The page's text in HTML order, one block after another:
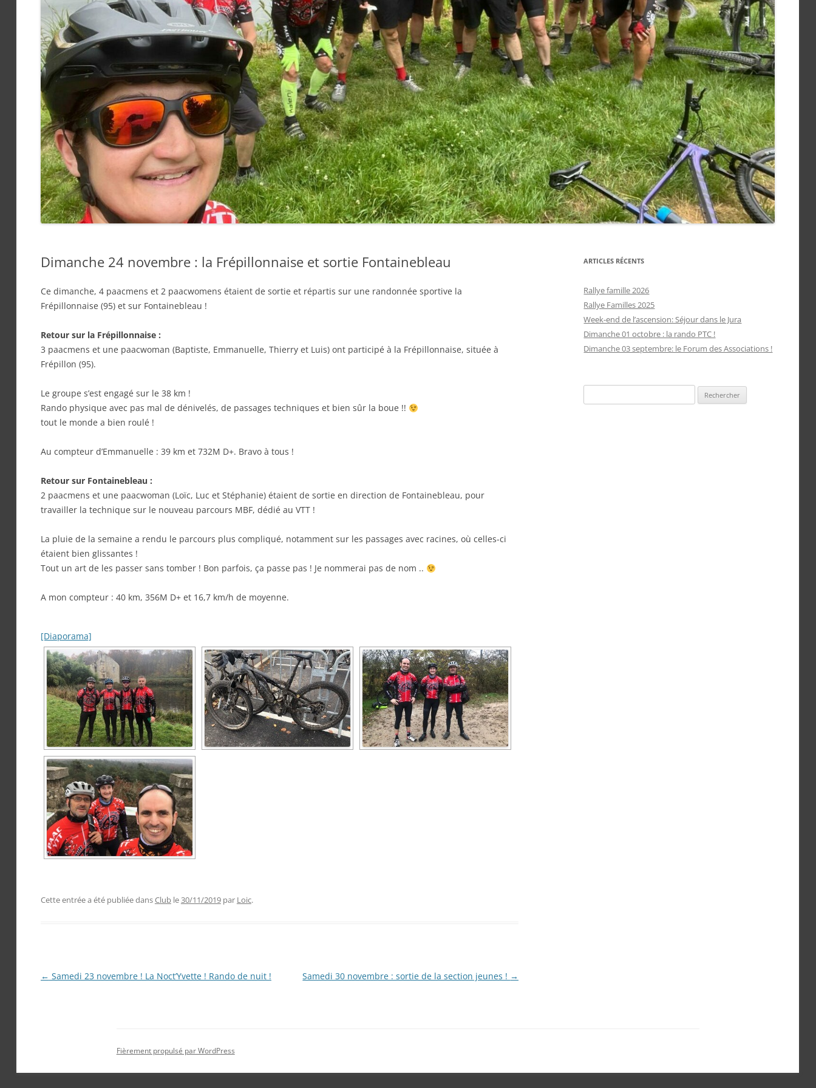
Dimanche 24 novembre : la Frépillonnaise et sortie Fontainebleau
Ce dimanche, 4 paacmens et 2 paacwomens étaient de sortie et répartis sur une randonnée sportive la
Frépillonnaise (95) et sur Fontainebleau !
Retour sur la Frépillonnaise :
3 paacmens et une paacwoman (Baptiste, Emmanuelle, Thierry et Luis) ont participé à la Frépillonnaise, située à
Frépillon (95).
Le groupe s’est engagé sur le 38 km !
Rando physique avec pas mal de dénivelés, de passages techniques et bien sûr la boue !!
tout le monde a bien roulé !
Au compteur d’Emmanuelle : 39 km et 732M D+. Bravo à tous !
Retour sur Fontainebleau :
2 paacmens et une paacwoman (Loïc, Luc et Stéphanie) étaient de sortie en direction de Fontainebleau, pour
travailler la technique sur le nouveau parcours MBF, dédié au VTT !
La pluie de la semaine a rendu le parcours plus compliqué, notamment sur les passages avec racines, où celles-ci
étaient bien glissantes !
Tout un art de les passer sans tomber ! Bon parfois, ça passe pas ! Je nommerai pas de nom ..
A mon compteur : 40 km, 356M D+ et 16,7 km/h de moyenne.
[Diaporama]
Cette entrée a été publiée dansCluble30/11/2019 par Loic.
Navigation
← Samedi 23 novembre ! La Noct’Yvette ! Rando de nuit ! Samedi 30 novembre : sortie de la section jeunes ! →
ARTICLES RÉCENTS
Rallye famille 2026
Rallye Familles 2025
Week-end de l’ascension: Séjour dans le Jura
Dimanche 01 octobre : la rando PTC !
Dimanche 03 septembre: le Forum des Associations !
Fièrement propulsé par WordPress